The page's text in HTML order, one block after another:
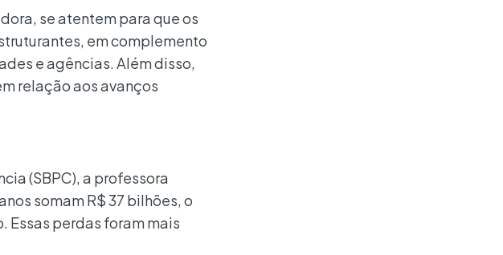
se atentem para que os
em complemento
e agências. Além disso,
relação aos avanços
(SBPC), a professora
somam R$ 37 bilhões, o
Essas perdas foram mais